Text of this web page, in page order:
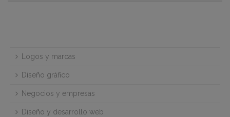
Logos y marcas
Diseño gráfico
Negocios y empresas
Diseño y desarrollo web